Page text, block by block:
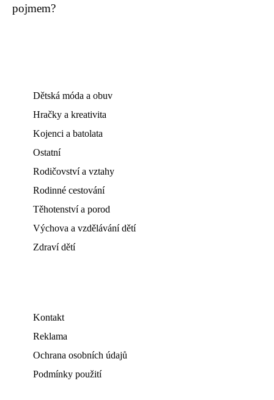
pojmem?
Dětská móda a obuv
Hračky a kreativita
Kojenci a batolata
Ostatní
Rodičovství a vztahy
Rodinné cestování
Těhotenství a porod
Výchova a vzdělávání dětí
Zdraví dětí
Kontakt
Reklama
Ochrana osobních údajů
Podmínky použití